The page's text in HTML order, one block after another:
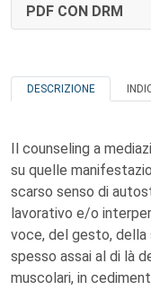
PDF CON DRM
DESCRIZIONE
Il counseling a
su quelle
scarso senso di
lavorativo e/o
voce, del gesto,
spesso assai al di là
muscolari, in